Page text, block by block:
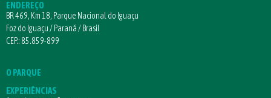
ENDEREÇO
BR 469, Km 18, Parque Nacional do Iguaçu
Foz do Iguaçu / Paraná / Brasil
CEP.: 85.859-899
O PARQUE
EXPERIÊNCIAS